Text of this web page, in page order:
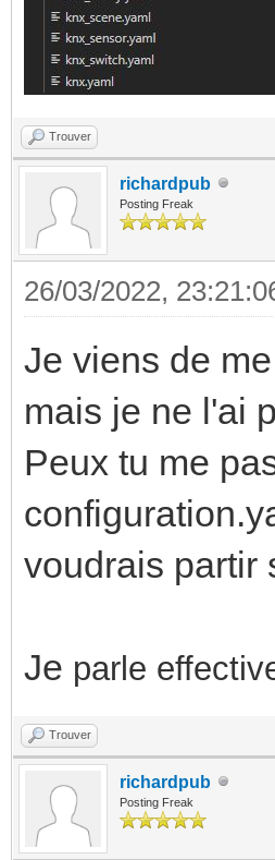
Trouver
richardpub
Posting Freak
26/03/2022,
Je viens de
mais je ne l'ai
Peux tu me
voudrais partir
Je parle
Trouver
richardpub
Posting Freak